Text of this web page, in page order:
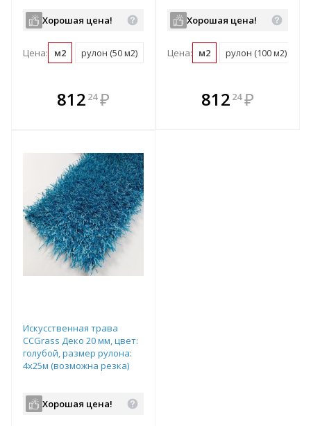
Хорошая цена!
Цена: м2 рулон (50 м2)
812 24 ₽
В комплекте
всегда выгоднее!
Хорошая цена!
Цена: м2 рулон (100 м2)
В комплекте
всегда выгоднее!
812 24 ₽
Искусственная трава
CCGrass Деко 20 мм, цвет:
голубой, размер рулона:
4х25м (возможна резка)
Хорошая цена!